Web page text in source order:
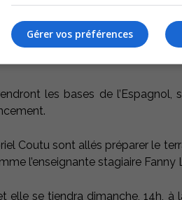
se rendre au Honduras, pour
leurs services aux complexes
les bases de l’Espagnol,
Coutu sont allés préparer le
l’enseignante stagiaire Fanny
se tiendra dimanche, 14h, à
Gérer vos préférences